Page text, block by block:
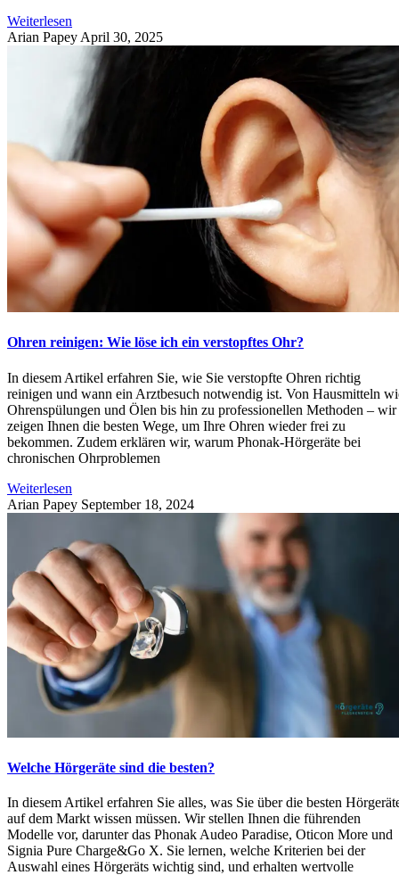
Weiterlesen
Arian Papey April 30, 2025
Ohren reinigen: Wie löse ich ein verstopftes Ohr?
In diesem Artikel erfahren Sie, wie Sie verstopfte Ohren richtig
reinigen und wann ein Arztbesuch notwendig ist. Von Hausmitteln
Ohrenspülungen und Ölen bis hin zu professionellen Methoden – wir
zeigen Ihnen die besten Wege, um Ihre Ohren wieder frei zu
bekommen. Zudem erklären wir, warum Phonak-Hörgeräte bei
chronischen Ohrproblemen
Weiterlesen
Arian Papey September 18, 2024
Welche Hörgeräte sind die besten?
In diesem Artikel erfahren Sie alles, was Sie über die besten
auf dem Markt wissen müssen. Wir stellen Ihnen die führenden
Modelle vor, darunter das Phonak Audeo Paradise, Oticon More und
Signia Pure Charge&Go X. Sie lernen, welche Kriterien bei der
Auswahl eines Hörgeräts wichtig sind, und erhalten wertvolle